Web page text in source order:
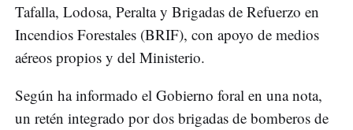
Tafalla, Lodosa, Peralta y Brigadas de Refuerzo en
Incendios Forestales (BRIF), con apoyo de medios
aéreos propios y del Ministerio.
Según ha informado el Gobierno foral en una nota,
un retén integrado por dos brigadas de bomberos de